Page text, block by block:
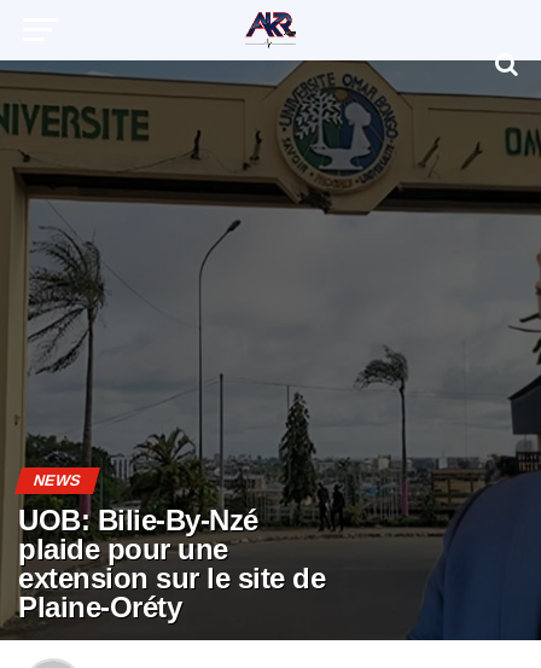
NEWS
UOB: Bilie-By-Nzé
plaide pour une
extension sur le site de
Plaine-Oréty